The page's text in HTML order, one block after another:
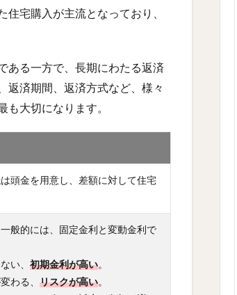
宅購入が主流となっており、
ある一方で、長期にわたる返済
返済期間、返済方式など、様々
大切になります。
頭金を用意し、差額に対して住宅
般的には、固定金利と変動金利で
い、 初期金利が高い。
わる、 リスクが高い。